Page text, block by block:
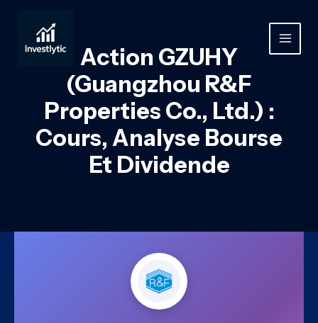
contenu
MAIN
Action GZUHY
(Guangzhou R&F
Properties Co., Ltd.) :
Cours, Analyse Bourse
Et Dividende